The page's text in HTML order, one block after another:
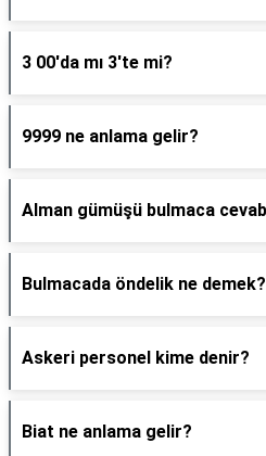
3 00'da mı 3'te mi?
9999 ne anlama gelir?
Alman gümüşü bulmaca
Bulmacada öndelik ne demek?
Askeri personel kime denir?
Biat ne anlama gelir?